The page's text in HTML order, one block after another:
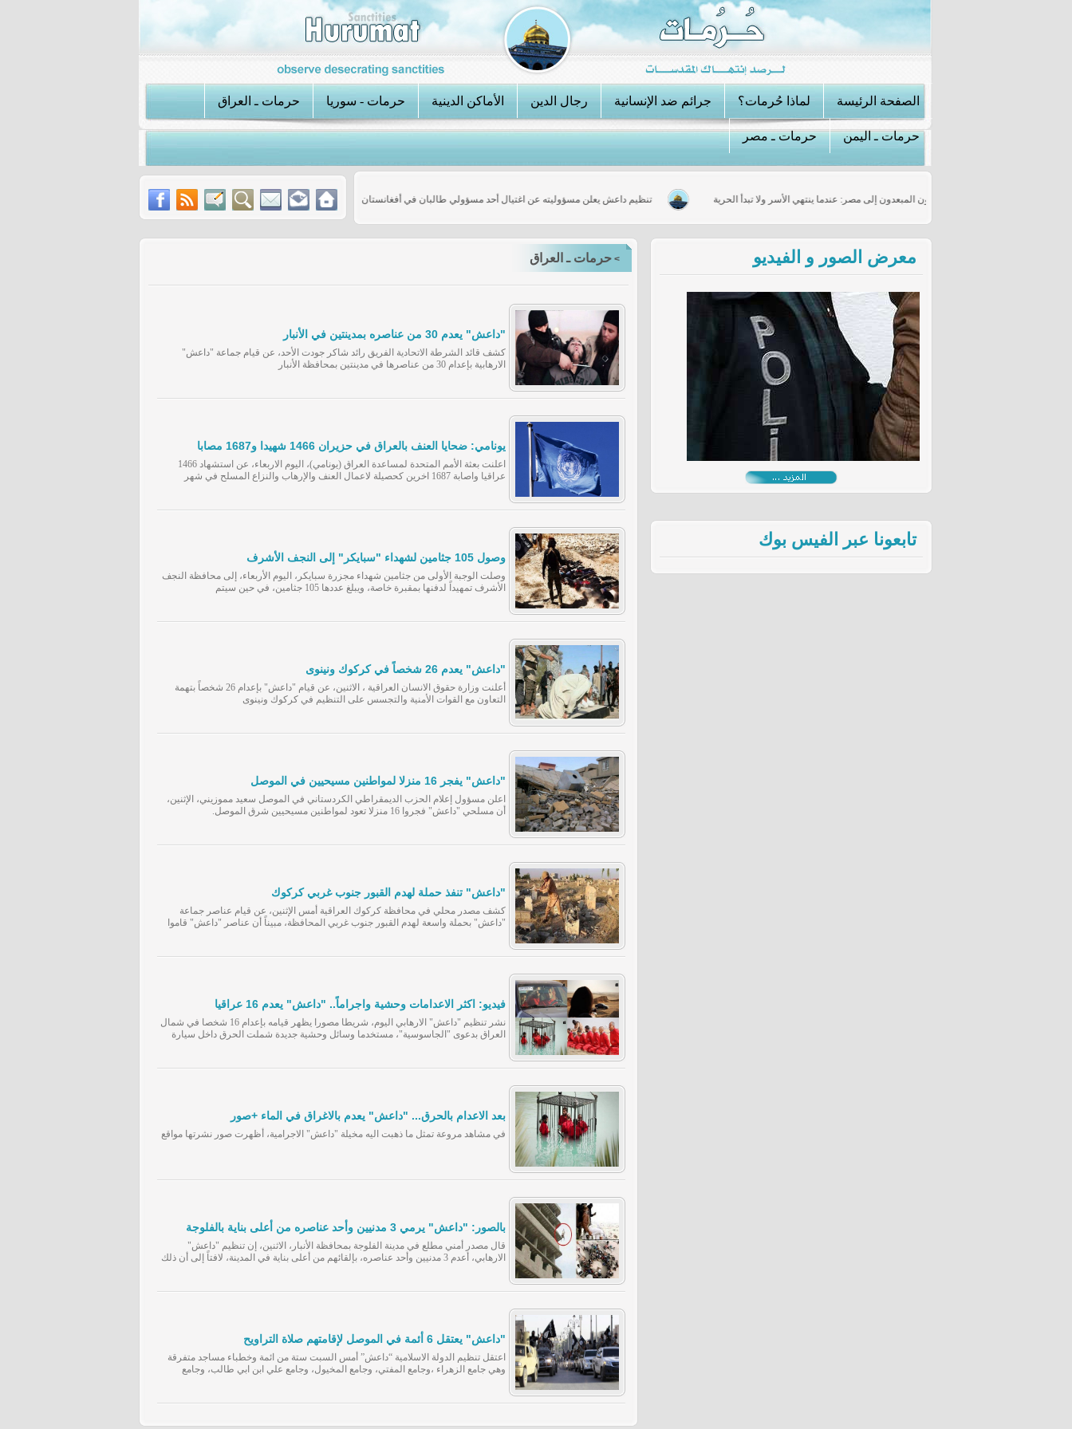
الصفحة الرئيسة لماذا حُرمات؟ جرائم ضد الإنسانية رجال الدين الأماكن الدينية حرمات - سوريا حرمات ـ العراق
حرمات ـ اليمن حرمات ـ مصر
الفلسطينيون المبعدون إلى مصر: عندما ينتهي الأسر ولا تبدأ الحرية تنظيم داعش يعلن مسؤوليته عن اغتيال أحد مسؤولي طالبان في أفغانستان عملية الكواتم تكشف استراتيجية داعش الجديدة في سوريا
> حرمات ـ العراق
"داعش" يعدم 30 من عناصره بمدينتين في الأنبار
كشف قائد الشرطة الاتحادية الفريق رائد شاكر جودت الأحد، عن قيام جماعة "داعش"
الارهابية بإعدام 30 من عناصرها في مدينتين بمحافظة الأنبار
يونامي: ضحايا العنف بالعراق في حزيران 1466 شهيدا و1687 مصابا
اعلنت بعثة الأمم المتحدة لمساعدة العراق (یونامي)، الیوم الاربعاء، عن استشهاد 1466
عراقیا واصابة 1687 اخرین کحصیلة لاعمال العنف والإرهاب والنزاع المسلح في شهر
وصول 105 جثامين لشهداء "سبايكر" إلى النجف الأشرف
وصلت الوجبة الأولى من جثامين شهداء مجزرة سبايكر، اليوم الأربعاء، إلى محافظة النجف
الأشرف تمهيداً لدفنها بمقبرة خاصة، ويبلغ عددها 105 جثامين، في حين سيتم
"داعش" يعدم 26 شخصاً في كركوك ونينوى
أعلنت وزارة حقوق الانسان العراقية ، الاثنين، عن قيام "داعش" بإعدام 26 شخصاً بتهمة
التعاون مع القوات الأمنية والتجسس على التنظيم في كركوك ونينوى
"داعش" يفجر 16 منزلا لمواطنين مسيحيين في الموصل
اعلن مسؤول إعلام الحزب الديمقراطي الكردستاني في الموصل سعيد مموزيني، الإثنين،
أن مسلحي "داعش" فجروا 16 منزلا تعود لمواطنين مسيحيين شرق الموصل.
"داعش" تنفذ حملة لهدم القبور جنوب غربي كركوك
كشف مصدر محلي في محافظة كركوك العراقية أمس الإثنين، عن قيام عناصر جماعة
"داعش" بحملة واسعة لهدم القبور جنوب غربي المحافظة، مبيناً أن عناصر "داعش" قاموا
فيديو: اكثر الاعدامات وحشية واجراماً.. "داعش" يعدم 16 عراقيا
نشر تنظيم "داعش" الارهابي اليوم، شريطا مصورا يظهر قيامه بإعدام 16 شخصا في شمال
العراق بدعوى "الجاسوسية"، مستخدما وسائل وحشية جديدة شملت الحرق داخل سيارة
بعد الاعدام بالحرق... "داعش" يعدم بالاغراق في الماء +صور
في مشاهد مروعة تمثل ما ذهبت اليه مخيلة "داعش" الاجرامية، أظهرت صور نشرتها مواقع
بالصور: "داعش" يرمي 3 مدنيين وأحد عناصره من أعلى بناية بالفلوجة
قال مصدر أمني مطلع في مدينة الفلوجة بمحافظة الأنبار، الاثنين، إن تنظيم "داعش"
الارهابي، أعدم 3 مدنيين وأحد عناصره، بإلقائهم من أعلى بناية في المدينة، لافتاً إلى أن ذلك
"داعش" يعتقل 6 أئمة في الموصل لإقامتهم صلاة التراويح
اعتقل تنظيم الدولة الاسلامية “داعش” أمس السبت ستة من ائمة وخطباء مساجد متفرقة
وهي جامع الزهراء ،وجامع المفتي، وجامع المخيول، وجامع علي ابن ابي طالب، وجامع
معرض الصور و الفيديو
تابعونا عبر الفيس بوك